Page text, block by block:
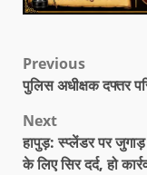
Previous
पुलिस अधीक्षक दफ्तर
Next
हापुड़: स्प्लेंडर पर
के लिए सिर दर्द, हो